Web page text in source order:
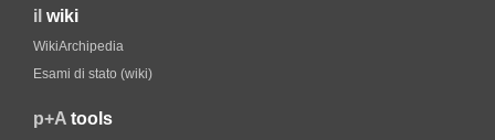
il wiki
WikiArchipedia
Esami di stato (wiki)
p+A tools